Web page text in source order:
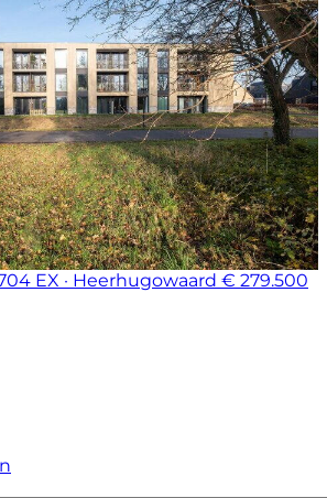
EX · Heerhugowaard € 279.500